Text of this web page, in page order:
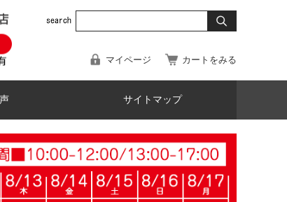
マイページ カートをみる
サイトマップ